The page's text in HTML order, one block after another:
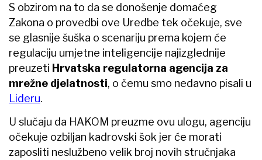
S obzirom na to da se donošenje domaćeg
Zakona o provedbi ove Uredbe tek očekuje, sve
se glasnije šuška o scenariju prema kojem će
regulaciju umjetne inteligencije najizglednije
preuzeti Hrvatska regulatorna agencija za
mrežne djelatnosti, o čemu smo nedavno pisali u
Lideru.
U slučaju da HAKOM preuzme ovu ulogu, agenciju
očekuje ozbiljan kadrovski šok jer će morati
zaposliti neslužbeno velik broj novih stručnjaka